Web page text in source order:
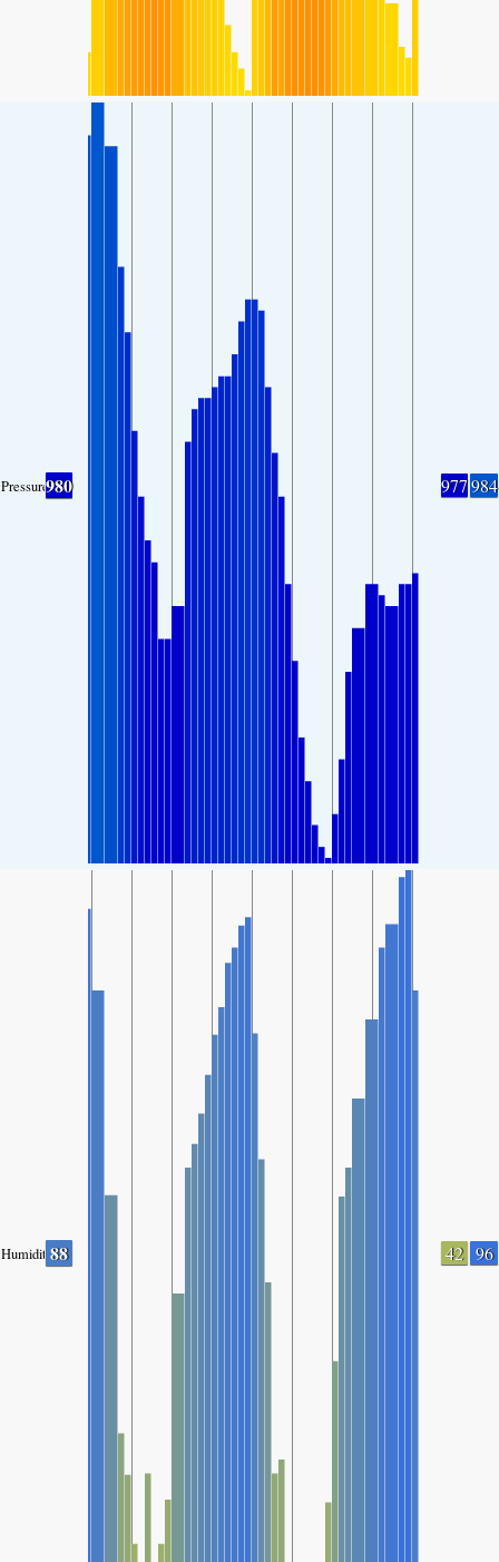
Pressure980 977984
Humidity88 42 96